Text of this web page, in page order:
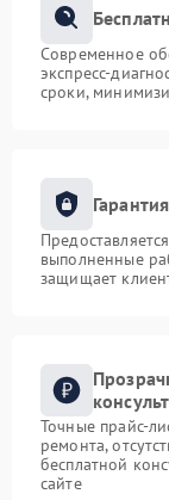
Современное
экспресс-
сроки,
выполненные
защищает
Точные прайс-
ремонта,
бесплатной
сайте